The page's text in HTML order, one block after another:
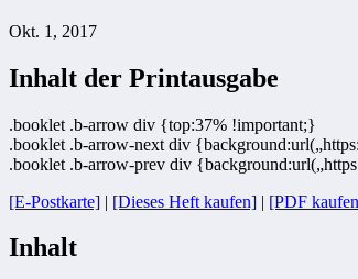
Okt. 1, 2017
Inhalt der Printausgabe
.booklet .b-arrow div {top:37% !important;}
.booklet .b-arrow-next div
.booklet .b-arrow-prev div
[E-Postkarte] | [Dieses Heft kaufen] | [PDF
Inhalt